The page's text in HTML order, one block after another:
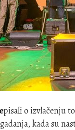
pisali o izvlačenju
kada su